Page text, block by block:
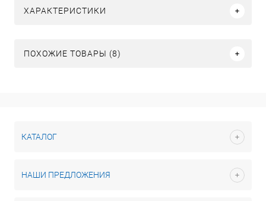
ХАРАКТЕРИСТИКИ
ПОХОЖИЕ ТОВАРЫ (8)
КАТАЛОГ
НАШИ ПРЕДЛОЖЕНИЯ